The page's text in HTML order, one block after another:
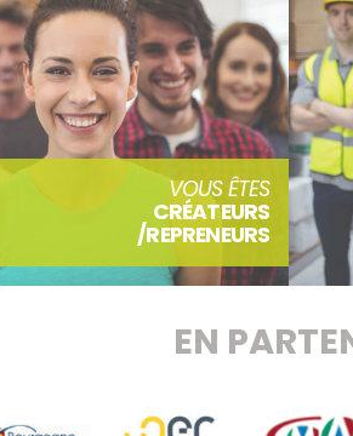
VOUS ÊTES
CRÉATEURS
/REPRENEURS
EN